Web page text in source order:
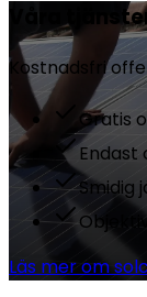
Våra
Kostnadsfri
Gratis
Smidig
Läs mer om